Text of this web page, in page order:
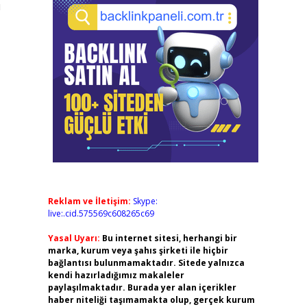
Reklam ve İletişim: Skype:
live:.cid.575569c608265c69
Yasal Uyarı: Bu internet sitesi, herhangi bir
marka, kurum veya şahıs şirketi ile hiçbir
bağlantısı bulunmamaktadır. Sitede yalnızca
kendi hazırladığımız makaleler
paylaşılmaktadır. Burada yer alan içerikler
haber niteliği taşımamakta olup, gerçek kurum